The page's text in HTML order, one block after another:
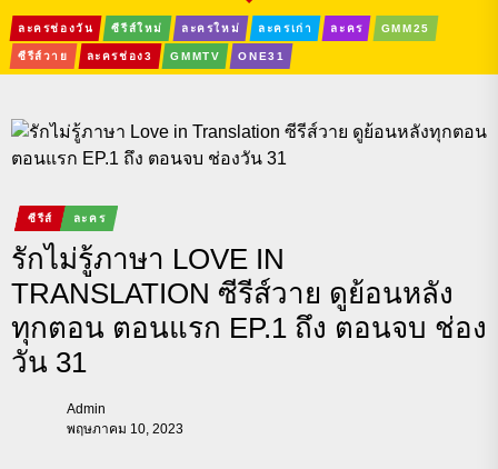
ละครช่องวัน ซีรีส์ใหม่ ละครใหม่ ละครเก่า ละคร GMM25
ซีรีส์วาย ละครช่อง3 GMMTV ONE31
ซีรีส์ ละคร
รักไม่รู้ภาษา LOVE IN
TRANSLATION ซีรีส์วาย ดูย้อนหลัง
ทุกตอน ตอนแรก EP.1 ถึง ตอนจบ ช่อง
วัน 31
Admin
พฤษภาคม 10, 2023